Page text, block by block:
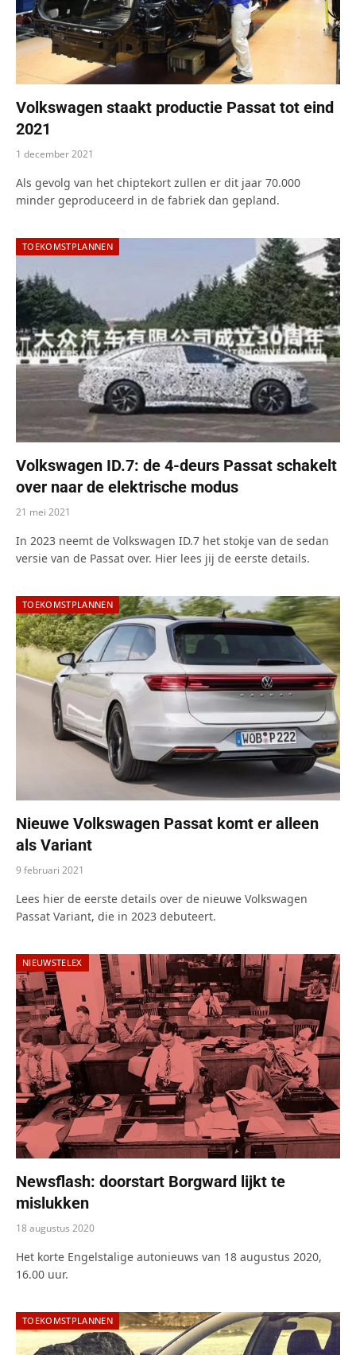
Volkswagen staakt productie Passat tot eind
2021
1 december 2021
Als gevolg van het chiptekort zullen er dit jaar 70.000
minder geproduceerd in de fabriek dan gepland.
TOEKOMSTPLANNEN
Volkswagen ID.7: de 4-deurs Passat schakelt
over naar de elektrische modus
21 mei 2021
In 2023 neemt de Volkswagen ID.7 het stokje van de sedan
versie van de Passat over. Hier lees jij de eerste details.
TOEKOMSTPLANNEN
Nieuwe Volkswagen Passat komt er alleen
als Variant
9 februari 2021
Lees hier de eerste details over de nieuwe Volkswagen
Passat Variant, die in 2023 debuteert.
NIEUWSTELEX
Newsflash: doorstart Borgward lijkt te
mislukken
18 augustus 2020
Het korte Engelstalige autonieuws van 18 augustus 2020,
16.00 uur.
TOEKOMSTPLANNEN